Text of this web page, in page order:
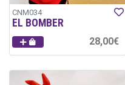
CNM034
EL BOMBER
28,00€